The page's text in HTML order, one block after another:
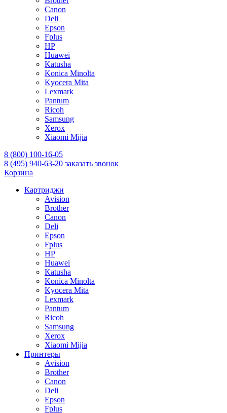
Canon
Deli
Epson
Fplus
HP
Huawei
Katusha
Konica Minolta
Kyocera Mita
Lexmark
Pantum
Ricoh
Samsung
Xerox
Xiaomi Mijia
8 (800) 100-16-05
8 (495) 940-63-20 заказать звонок
Корзина
Картриджи
Avision
Brother
Canon
Deli
Epson
Fplus
HP
Huawei
Katusha
Konica Minolta
Kyocera Mita
Lexmark
Pantum
Ricoh
Samsung
Xerox
Xiaomi Mijia
Принтеры
Avision
Brother
Canon
Deli
Epson
Fplus